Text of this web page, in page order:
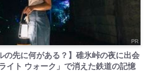
PR
の先に何がある？】碓氷峠の夜に出会
イト ウォーク」で消えた鉄道の記憶